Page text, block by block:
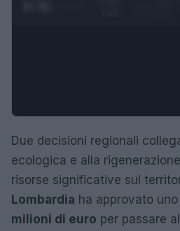
Due decisioni regionali
ecologica e alla
risorse significative sul
Lombardia ha approvato
milioni di euro per passare